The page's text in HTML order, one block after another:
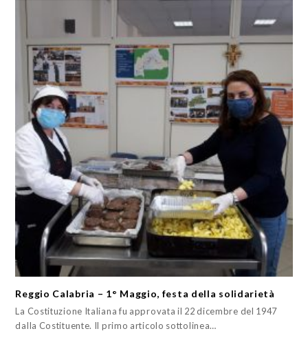
Reggio Calabria – 1° Maggio, festa della solidarietà
La Costituzione Italiana fu approvata il 22 dicembre del 1947
dalla Costituente. Il primo articolo sottolinea…